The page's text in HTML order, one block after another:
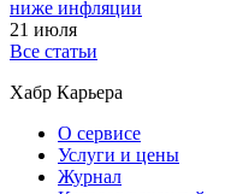
ниже инфляции
21 июля
Все статьи
Хабр Карьера
О сервисе
Услуги и цены
Журнал